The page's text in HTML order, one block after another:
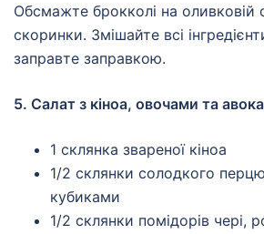
Обсмажте брокколі на оливковій
скоринки. Змішайте всі
заправте заправкою.
5. Салат з кіноа, овочами та
1 склянка звареної кіноа
1/2 склянки солодкого
кубиками
1/2 склянки помідорів чері,